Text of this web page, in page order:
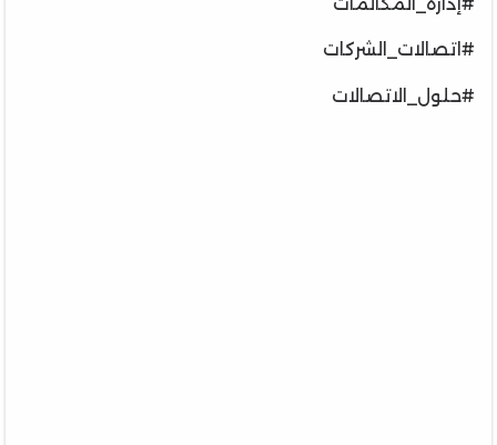
#اتصالات_الشركات
#حلول_الاتصالات